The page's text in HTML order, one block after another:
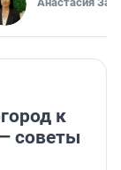
к
советы